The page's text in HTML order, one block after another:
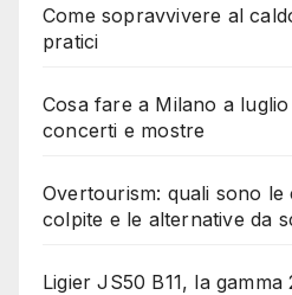
Come sopravvivere al
pratici
Cosa fare a Milano a
concerti e mostre
Overtourism: quali sono le
colpite e le alternative da
Ligier JS50 B11, la